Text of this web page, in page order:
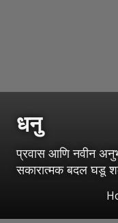
धनु
प्रवास आणि नवीन
सकारात्मक बदल घडू